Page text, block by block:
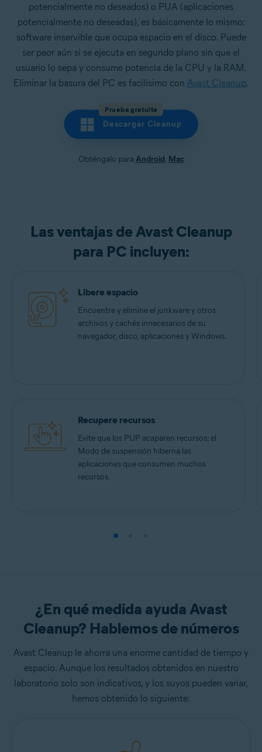
potencialmente no deseados) o PUA (aplicaciones
potencialmente no deseadas), es básicamente lo mismo:
software inservible que ocupa espacio en el disco. Puede
ser peor aún si se ejecuta en segundo plano sin que el
usuario lo sepa y consume potencia de la CPU y la RAM.
Eliminar la basura del PC es facilísimo con Avast Cleanup.
Prueba gratuita
Descargar Cleanup
Obténgalo para Android, Mac
Las ventajas de Avast Cleanup
para PC incluyen:
Libere espacio
Encuentre y elimine el junkware y otros
archivos y cachés innecesarios de su
navegador, disco, aplicaciones y Windows.
Recupere recursos
Evite que los PUP acaparen recursos; el
Modo de suspensión hiberna las
aplicaciones que consumen muchos
recursos.
¿En qué medida ayuda Avast
Cleanup? Hablemos de números
Avast Cleanup le ahorra una enorme cantidad de tiempo y
espacio. Aunque los resultados obtenidos en nuestro
laboratorio solo son indicativos, y los suyos pueden variar,
hemos obtenido lo siguiente: